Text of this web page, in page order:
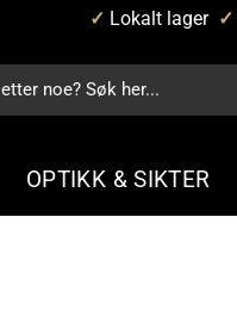
✓ Lokalt lager ✓
OPTIKK & SIKTER